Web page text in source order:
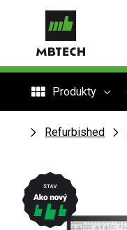
Produkty
Refurbished